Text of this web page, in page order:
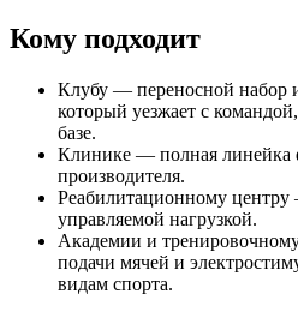
Кому подходит
Клубу — переносной набор
который уезжает с
базе.
Клинике — полная линейка
производителя.
Реабилитационному
управляемой нагрузкой.
Академии и
подачи мячей и
видам спорта.